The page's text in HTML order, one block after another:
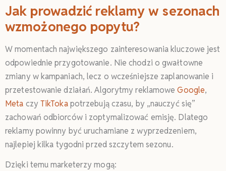
Jak prowadzić reklamy w sezonach
wzmożonego popytu?
W momentach największego zainteresowania kluczowe jest
odpowiednie przygotowanie. Nie chodzi o gwałtowne
zmiany w kampaniach, lecz o wcześniejsze zaplanowanie i
przetestowanie działań. Algorytmy reklamoweGoogle,
Meta czy TikTokapotrzebują czasu, by „nauczyć się”
zachowań odbiorców i zoptymalizować emisję. Dlatego
reklamy powinny być uruchamiane z wyprzedzeniem,
najlepiej kilka tygodni przed szczytem sezonu.
Dzięki temu marketerzy mogą: